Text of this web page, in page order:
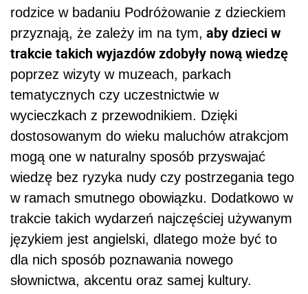
rodzice w badaniu Podróżowanie z dzieckiem
przyznają, że zależy im na tym, aby dzieci w
trakcie takich wyjazdów zdobyły nową wiedzę
poprzez wizyty w muzeach, parkach
tematycznych czy uczestnictwie w
wycieczkach z przewodnikiem. Dzięki
dostosowanym do wieku maluchów atrakcjom
mogą one w naturalny sposób przyswajać
wiedzę bez ryzyka nudy czy postrzegania tego
w ramach smutnego obowiązku. Dodatkowo w
trakcie takich wydarzeń najczęściej używanym
językiem jest angielski, dlatego może być to
dla nich sposób poznawania nowego
słownictwa, akcentu oraz samej kultury.